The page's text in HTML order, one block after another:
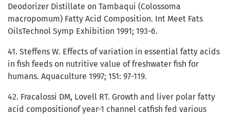
Deodorizer Distillate on Tambaqui (Colossoma
macropomum) Fatty Acid Composition. Int Meet Fats
OilsTechnol Symp Exhibition 1991; 193-6.
41. Steffens W. Effects of variation in essential fatty acids
in fish feeds on nutritive value of freshwater fish for
humans. Aquaculture 1997; 151: 97-119.
42. Fracalossi DM, Lovell RT. Growth and liver polar fatty
acid compositionof year-1 channel catfish fed various